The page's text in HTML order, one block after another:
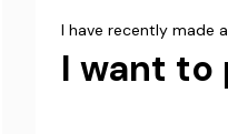
I have recently made
I want to